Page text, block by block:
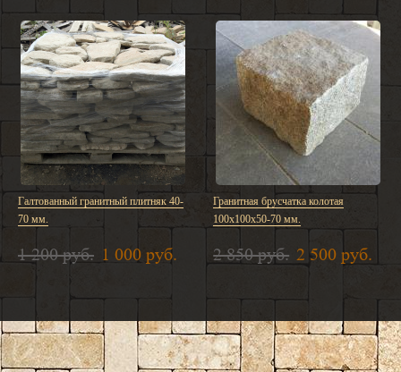
Галтованный гранитный плитняк 40-
70 мм.
1 200 руб. 1 000 руб.
Гранитная брусчатка колотая
100х100х50-70 мм.
2 850 руб. 2 500 руб.